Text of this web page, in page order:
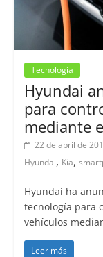
Tecnología
Hyundai
para
mediante
22 de abril de
Hyundai, Kia,
Hyundai ha
tecnología para
vehículos
Leer más